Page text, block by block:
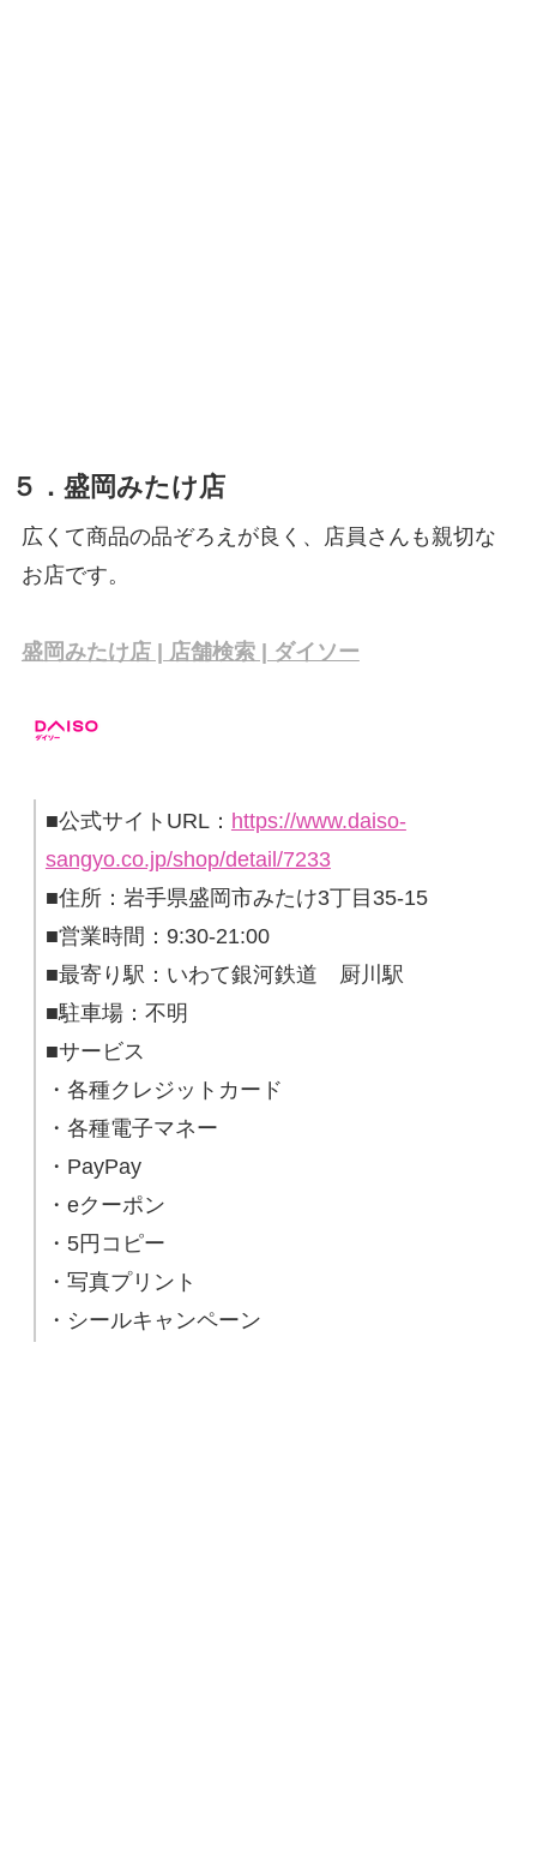
５．盛岡みたけ店
広くて商品の品ぞろえが良く、店員さんも親切な
お店です。
盛岡みたけ店 | 店舗検索 | ダイソー
■公式サイトURL： https://www.daiso-
sangyo.co.jp/shop/detail/7233
■住所：岩手県盛岡市みたけ3丁目35-15
■営業時間：9:30-21:00
■最寄り駅：いわて銀河鉄道 厨川駅
■駐車場：不明
■サービス
・各種クレジットカード
・各種電子マネー
・PayPay
・eクーポン
・5円コピー
・写真プリント
・シールキャンペーン